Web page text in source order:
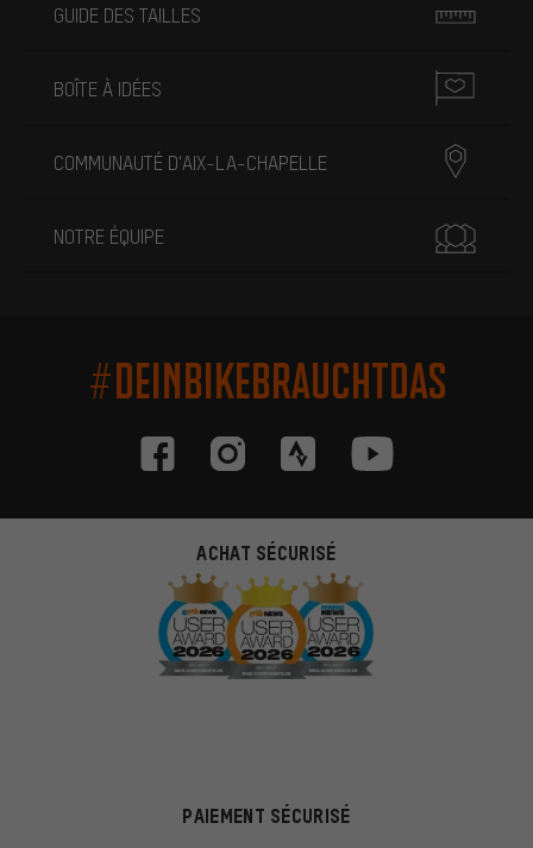
GUIDE DES TAILLES
BOÎTE À IDÉES
COMMUNAUTÉ D'AIX-LA-CHAPELLE
NOTRE ÉQUIPE
#DEINBIKEBRAUCHTDAS
ACHAT SÉCURISÉ
PAIEMENT SÉCURISÉ